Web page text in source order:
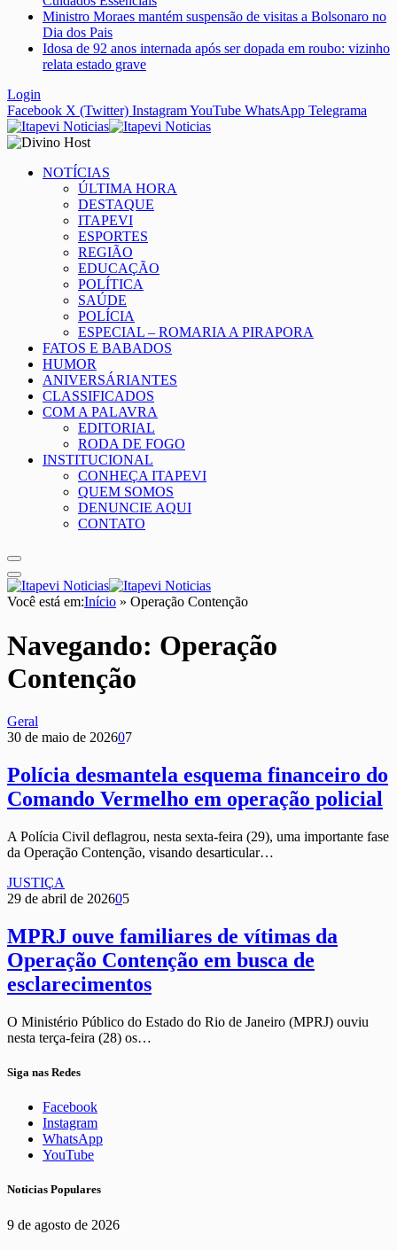
Ministro Moraes mantém suspensão de visitas a Bolsonaro no
Dia dos Pais
Idosa de 92 anos internada após ser dopada em roubo: vizinho
relata estado grave
Login
Facebook X (Twitter) InstagramYouTube WhatsApp Telegrama
NOTÍCIAS
ÚLTIMA HORA
DESTAQUE
ITAPEVI
ESPORTES
REGIÃO
EDUCAÇÃO
POLÍTICA
SAÚDE
POLÍCIA
ESPECIAL – ROMARIA A PIRAPORA
FATOS E BABADOS
HUMOR
ANIVERSÁRIANTES
CLASSIFICADOS
COM A PALAVRA
EDITORIAL
RODA DE FOGO
INSTITUCIONAL
CONHEÇA ITAPEVI
QUEM SOMOS
DENUNCIE AQUI
CONTATO
Você está em:Início » Operação Contenção
Navegando: Operação
Contenção
Geral
30 de maio de 202607
Polícia desmantela esquema financeiro do
Comando Vermelho em operação policial
A Polícia Civil deflagrou, nesta sexta-feira (29), uma importante fase
da Operação Contenção, visando desarticular…
JUSTIÇA
29 de abril de 202605
MPRJ ouve familiares de vítimas da
Operação Contenção em busca de
esclarecimentos
O Ministério Público do Estado do Rio de Janeiro (MPRJ) ouviu
nesta terça-feira (28) os…
Siga nas Redes
Facebook
Instagram
WhatsApp
YouTube
Noticias Populares
9 de agosto de 2026